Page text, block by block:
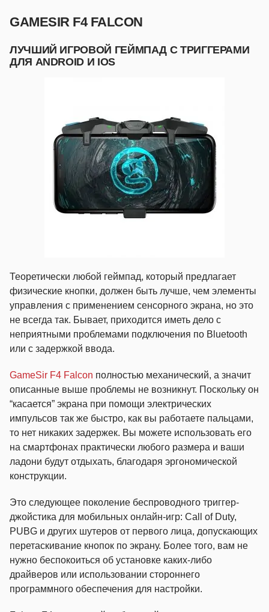
GAMESIR F4 FALCON
ЛУЧШИЙ ИГРОВОЙ ГЕЙМПАД С ТРИГГЕРАМИ
ДЛЯ ANDROID И IOS
Теоретически любой геймпад, который предлагает
физические кнопки, должен быть лучше, чем элементы
управления с применением сенсорного экрана, но это
не всегда так. Бывает, приходится иметь дело с
неприятными проблемами подключения по Bluetooth
или с задержкой ввода.
GameSir F4 Falcon полностью механический, а значит
описанные выше проблемы не возникнут. Поскольку он
“касается” экрана при помощи электрических
импульсов так же быстро, как вы работаете пальцами,
то нет никаких задержек. Вы можете использовать его
на смартфонах практически любого размера и ваши
ладони будут отдыхать, благодаря эргономической
конструкции.
Это следующее поколение беспроводного триггер-
джойстика для мобильных онлайн-игр: Call of Duty,
PUBG и других шутеров от первого лица, допускающих
перетаскивание кнопок по экрану. Более того, вам не
нужно беспокоиться об установке каких-либо
драйверов или использовании стороннего
программного обеспечения для настройки.